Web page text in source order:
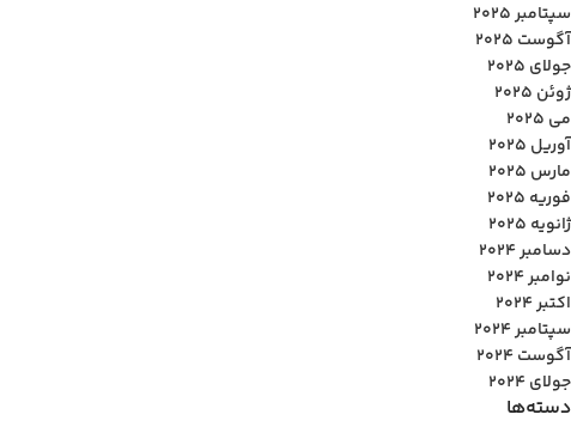
سپتامبر 2025
آگوست 2025
جولای 2025
ژوئن 2025
می 2025
آوریل 2025
مارس 2025
فوریه 2025
ژانویه 2025
دسامبر 2024
نوامبر 2024
اکتبر 2024
سپتامبر 2024
آگوست 2024
جولای 2024
دسته‌ها